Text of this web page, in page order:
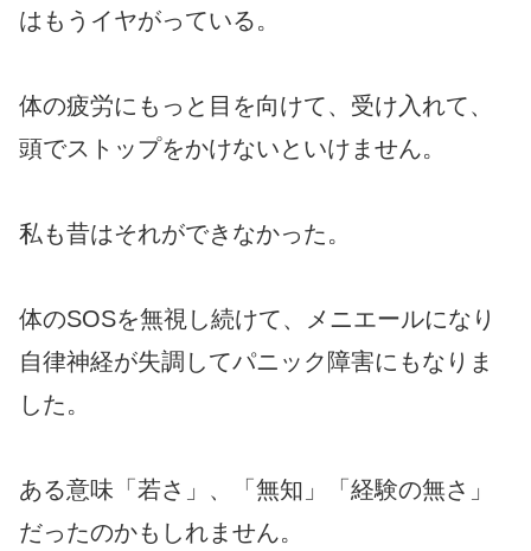
はもうイヤがっている。
体の疲労にもっと目を向けて、受け入れて、
頭でストップをかけないといけません。
私も昔はそれができなかった。
体のSOSを無視し続けて、メニエールになり
自律神経が失調してパニック障害にもなりま
した。
ある意味「若さ」、「無知」「経験の無さ」
だったのかもしれません。